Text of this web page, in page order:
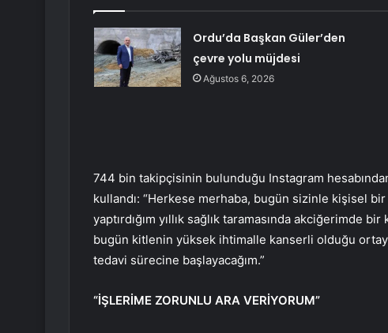
Ordu’da Başkan Güler’den
çevre yolu müjdesi
Ağustos 6, 2026
744 bin takipçisinin bulunduğu Instagram
kullandı: “Herkese merhaba, bugün sizinle kişisel
yaptırdığım yıllık sağlık taramasında akciğerimde
bugün kitlenin yüksek ihtimalle kanserli olduğu
tedavi sürecine başlayacağım.”
“İŞLERİME ZORUNLU ARA VERİYORUM”